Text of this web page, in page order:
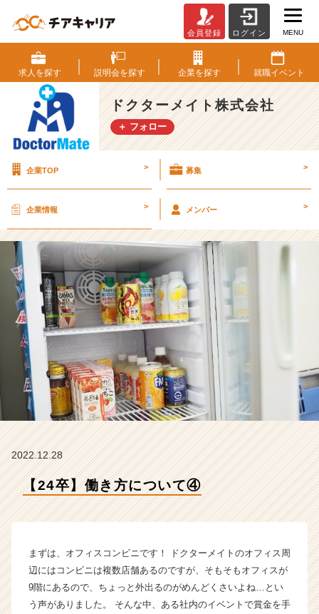
4
卒】
働
き
方
に
④
タ
ー
メ
イ
ト
株
式
社
の
タ
イ
ム
ベ
ー・
長
企
業
会員登録 ログイン MENU
求人を探す 説明会を探す 企業を探す 就職イベント
ドクターメイト株式会社
＋ フォロー
企業TOP > 募集 >
企業情報 > メンバー >
2022.12.28
【24卒】働き方について④
まずは、オフィスコンビニです！ ドクターメイトのオフィス周
辺にはコンビニは複数店舗あるのですが、そもそもオフィスが
9階にあるので、ちょっと外出るのがめんどくさいよね…とい
う声がありました。 そんな中、ある社内のイベントで賞金を手